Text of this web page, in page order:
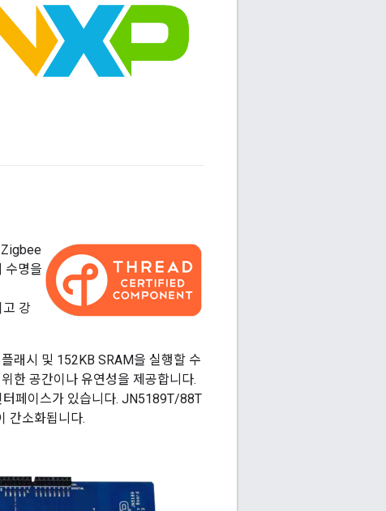
Zigbee
수명을
강
래시 및 152KB SRAM을 실행할 수
한 공간이나 유연성을 제공합니다.
터페이스가 있습니다. JN5189T/88T
간소화됩니다.